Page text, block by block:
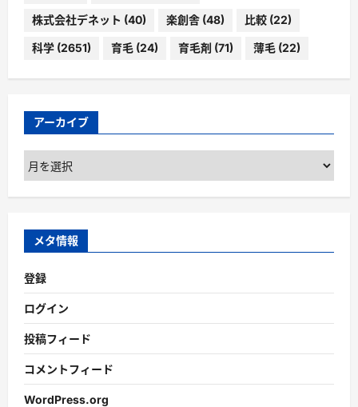
株式会社デネット (40) 楽創舎 (48) 比較 (22)
科学 (2651) 育毛 (24) 育毛剤 (71) 薄毛 (22)
アーカイブ
ア
ー
カ
ブ
メタ情報
登録
ログイン
投稿フィード
コメントフィード
WordPress.org